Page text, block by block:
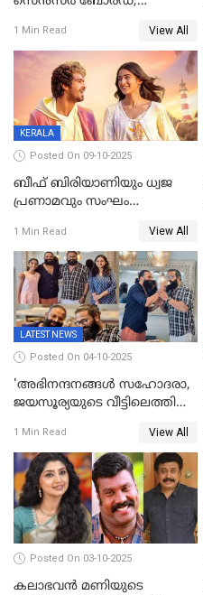
തിരുത്തല്‍
1 Min Read View All
KERALA
Posted On 09-10-2025
ബീഫ് ബിരിയാണിയും ധ്വജ
പ്രണാമവും സംഘം
നിഗത്തിന്റെ ഹാൽ
സിനിമയ്ക്ക്
സെൻസർബോർഡിന്റെ
കടുംവെട്ട്
1 Min Read View All
LATEST NEWS
Posted On 04-10-2025
'അഭിനന്ദനങ്ങൾ സഹോദരാ,
ജയസൂര്യയുടെ വീട്ടിലെത്തി
ആഘോഷം'
1 Min Read View All
Posted On 03-10-2025
കലാഭവൻ മണിയുടെ